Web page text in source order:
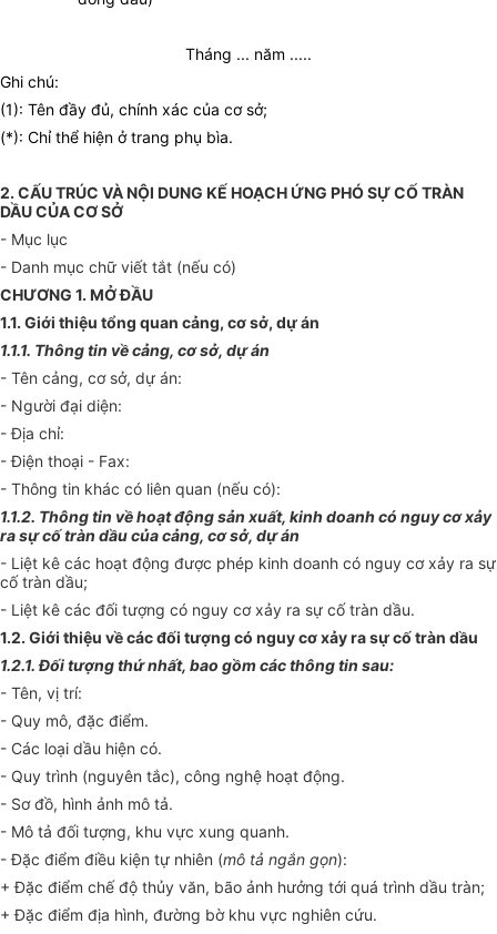
Tháng ... năm .....
Ghi chú:
(1): Tên đầy đủ, chính xác của cơ sở;
(*): Chỉ thể hiện ở trang phụ bìa.
2. CẤU TRÚC VÀ NỘI DUNG KẾ HOẠCH ỨNG PHÓ SỰ CỐ TRÀN
DẦU CỦA CƠ SỞ
- Mục lục
- Danh mục chữ viết tắt (nếu có)
CHƯƠNG 1. MỞ ĐẦU
1.1. Giới thiệu tổng quan cảng, cơ sở, dự án
1.1.1. Thông tin về cảng, cơ sở, dự án
- Tên cảng, cơ sở, dự án:
- Người đại diện:
- Địa chỉ:
- Điện thoại - Fax:
- Thông tin khác có liên quan (nếu có):
1.1.2. Thông tin về hoạt động sản xuất, kinh doanh có nguy cơ xảy
ra sự cố tràn dầu của cảng, cơ sở, dự án
- Liệt kê các hoạt động được phép kinh doanh có nguy cơ xảy ra sự
cố tràn dầu;
- Liệt kê các đối tượng có nguy cơ xảy ra sự cố tràn dầu.
1.2. Giới thiệu về các đối tượng có nguy cơ xảy ra sự cố tràn dầu
1.2.1. Đối tượng thứ nhất, bao gồm các thông tin sau:
- Tên, vị trí:
- Quy mô, đặc điểm.
- Các loại dầu hiện có.
- Quy trình (nguyên tắc), công nghệ hoạt động.
- Sơ đồ, hình ảnh mô tả.
- Mô tả đối tượng, khu vực xung quanh.
- Đặc điểm điều kiện tự nhiên (mô tả ngắn gọn):
+ Đặc điểm chế độ thủy văn, bão ảnh hưởng tới quá trình dầu tràn;
+ Đặc điểm địa hình, đường bờ khu vực nghiên cứu.